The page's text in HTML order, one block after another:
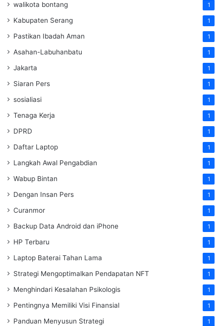
walikota bontang 1
Kabupaten Serang 1
Pastikan Ibadah Aman 1
Asahan-Labuhanbatu 1
Jakarta 1
Siaran Pers 1
sosialiasi 1
Tenaga Kerja 1
DPRD 1
Daftar Laptop 1
Langkah Awal Pengabdian 1
Wabup Bintan 1
Dengan Insan Pers 1
Curanmor 1
Backup Data Android dan iPhone 1
HP Terbaru 1
Laptop Baterai Tahan Lama 1
Strategi Mengoptimalkan Pendapatan NFT 1
Menghindari Kesalahan Psikologis 1
Pentingnya Memiliki Visi Finansial 1
Panduan Menyusun Strategi 1